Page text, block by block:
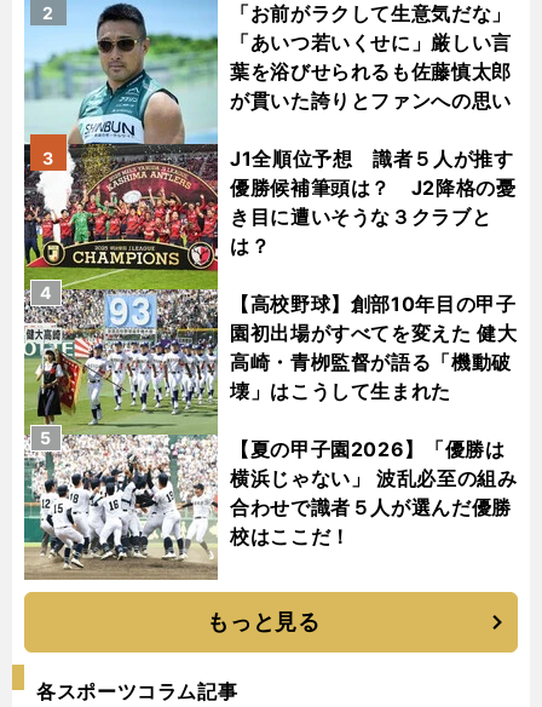
「お前がラクして生意気だな」
「あいつ若いくせに」厳しい言
葉を浴びせられるも佐藤慎太郎
が貫いた誇りとファンへの思い
2
J1全順位予想 識者５人が推す
優勝候補筆頭は？ J2降格の憂
き目に遭いそうな３クラブと
は？
3
【高校野球】創部10年目の甲子
園初出場がすべてを変えた 健大
高崎・青栁監督が語る「機動破
壊」はこうして生まれた
4
【夏の甲子園2026】「優勝は
横浜じゃない」 波乱必至の組み
合わせで識者５人が選んだ優勝
校はここだ！
5
もっと見る
各スポーツコラム記事